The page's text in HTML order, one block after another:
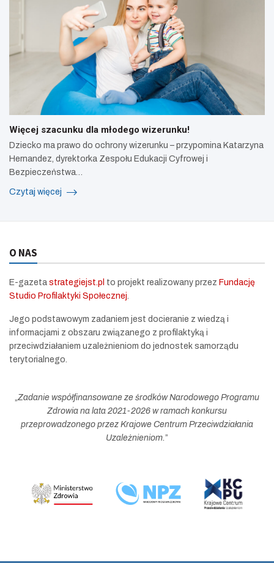
Więcej szacunku dla młodego wizerunku!
Dziecko ma prawo do ochrony wizerunku – przypomina Katarzyna
Hernandez, dyrektorka Zespołu Edukacji Cyfrowej i
Bezpieczeństwa…
Czytaj więcej
O NAS
E-gazeta strategiejst.pl to projekt realizowany przez Fundację
Studio Profilaktyki Społecznej
Jego podstawowym zadaniem jest docieranie z wiedzą i
informacjami z obszaru związanego z profilaktyką i
przeciwdziałaniem uzależnieniom do jednostek samorządu
terytorialnego.
Zadanie współfinansowane ze środków Narodowego Programu
Zdrowia na lata 2021-2026 w ramach konkursu
przeprowadzonego przez Krajowe Centrum Przeciwdziałania
Uzależnieniom. ”